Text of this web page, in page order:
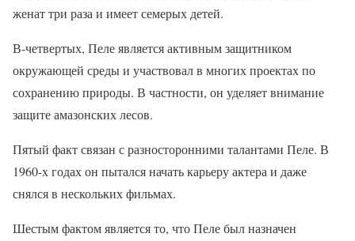
женат три раза и имеет семерых детей.
В-четвертых, Пеле является активным защитником
окружающей среды и участвовал в многих проектах по
сохранению природы. В частности, он уделяет внимание
защите амазонских лесов.
Пятый факт связан с разносторонними талантами Пеле. В
1960-х годах он пытался начать карьеру актера и даже
снялся в нескольких фильмах.
Шестым фактом является то, что Пеле был назначен